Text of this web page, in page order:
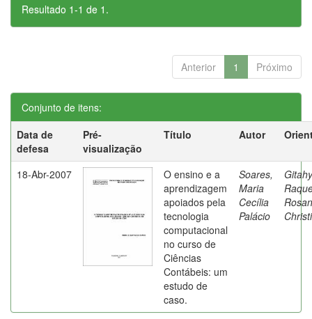
Resultado 1-1 de 1.
Anterior 1 Próximo
Conjunto de itens:
Data de
defesa
Pré-
visualização
Título Autor
18-Abr-2007
O ensino e a
aprendizagem
apoiados pela
tecnologia
computacional
no curso de
Ciências
Contábeis: um
estudo de
caso.
Soares,
Maria
Cecília
Palácio
Rosan